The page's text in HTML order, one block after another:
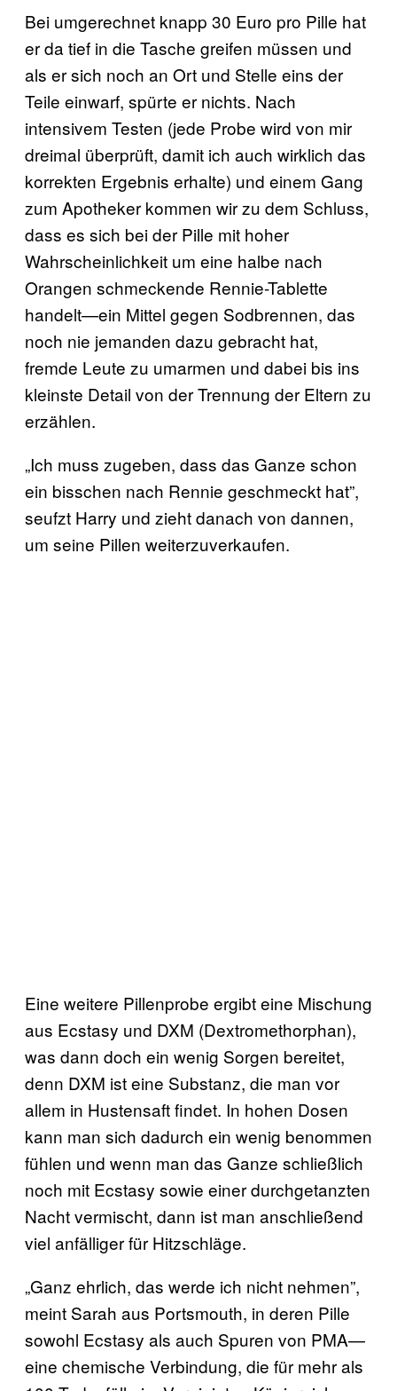
Bei umgerechnet knapp 30 Euro pro Pille hat
er da tief in die Tasche greifen müssen und
als er sich noch an Ort und Stelle eins der
Teile einwarf, spürte er nichts. Nach
intensivem Testen (jede Probe wird von mir
dreimal überprüft, damit ich auch wirklich das
korrekten Ergebnis erhalte) und einem Gang
zum Apotheker kommen wir zu dem Schluss,
dass es sich bei der Pille mit hoher
Wahrscheinlichkeit um eine halbe nach
Orangen schmeckende Rennie-Tablette
handelt—ein Mittel gegen Sodbrennen, das
noch nie jemanden dazu gebracht hat,
fremde Leute zu umarmen und dabei bis ins
kleinste Detail von der Trennung der Eltern zu
erzählen.
„Ich muss zugeben, dass das Ganze schon
ein bisschen nach Rennie geschmeckt hat”,
seufzt Harry und zieht danach von dannen,
um seine Pillen weiterzuverkaufen.
Eine weitere Pillenprobe ergibt eine Mischung
aus Ecstasy und DXM (Dextromethorphan),
was dann doch ein wenig Sorgen bereitet,
denn DXM ist eine Substanz, die man vor
allem in Hustensaft findet. In hohen Dosen
kann man sich dadurch ein wenig benommen
fühlen und wenn man das Ganze schließlich
noch mit Ecstasy sowie einer durchgetanzten
Nacht vermischt, dann ist man anschließend
viel anfälliger für Hitzschläge.
„Ganz ehrlich, das werde ich nicht nehmen”,
meint Sarah aus Portsmouth, in deren Pille
sowohl Ecstasy als auch Spuren von PMA—
eine chemische Verbindung, die für mehr als